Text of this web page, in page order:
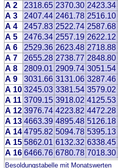
A 2
2318.65 2370.30 2423.34
A 3
2407.44 2461.78 2516.10
A 4
2457.83 2522.74 2587.68
A 5
2476.34 2557.19 2622.12
A 6
2529.36 2623.48 2718.88
A 7
2655.28 2738.77 2848.80
A 8
2809.01 2909.74 3051.54
A 9
3031.66 3131.06 3287.46
A 10 3245.03 3381.54 3579.02
A 11 3709.15 3918.02 4125.53
A 12 3976.74 4223.82 4472.28
A 13 4663.39 4895.48 5126.18
A 14 4795.82 5094.78 5395.13
A 15 5862.01 6132.32 6338.45
A 16 6466.76 6780.78 7018.30
Besoldungstabelle mit Monatswerten